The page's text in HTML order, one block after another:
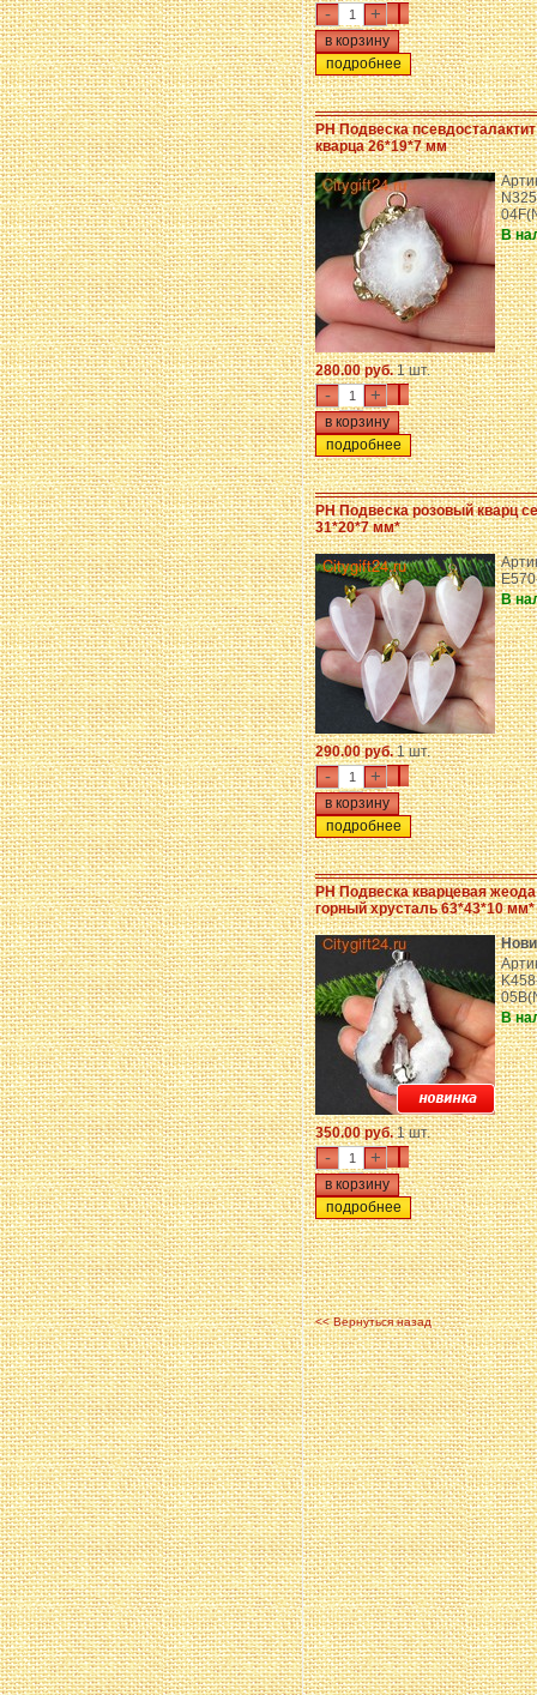
- +
подробнее
PH Подвеска псевдосталактит
кварца 26*19*7 мм
В
280.00 руб.1 шт.
- +
подробнее
PH Подвеска розовый кварц
31*20*7 мм*
В
290.00 руб.1 шт.
- +
подробнее
PH Подвеска кварцевая
горный хрусталь 63*43*10 мм*
В
350.00 руб.1 шт.
- +
подробнее
<< Вернуться назад